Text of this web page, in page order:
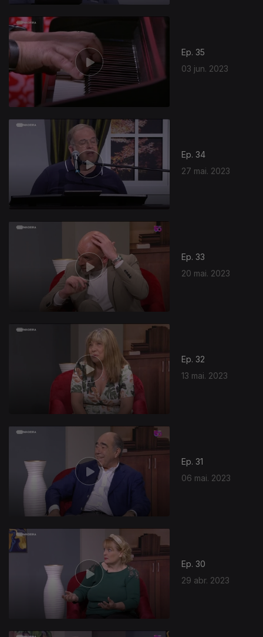
Ep. 35
03 jun. 2023
Ep. 34
27 mai. 2023
Ep. 33
20 mai. 2023
Ep. 32
13 mai. 2023
Ep. 31
06 mai. 2023
Ep. 30
29 abr. 2023